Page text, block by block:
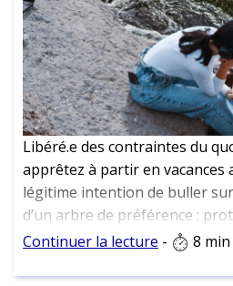
Libéré.e des contraintes du
apprêtez à partir en vacances
légitime intention de buller
d’un arbre de préférence :
dégainant un roman bien
Continuer la lecture - 8 min